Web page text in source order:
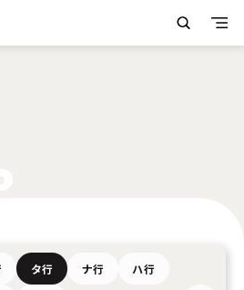
タ行 ナ行 ハ行